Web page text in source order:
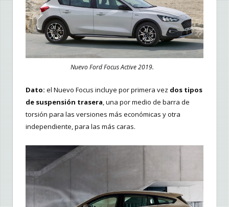
Nuevo Ford Focus Active 2019.
Dato: el Nuevo Focus incluye por primera vez dos tipos
de suspensión trasera, una por medio de barra de
torsión para las versiones más económicas y otra
independiente, para las más caras.